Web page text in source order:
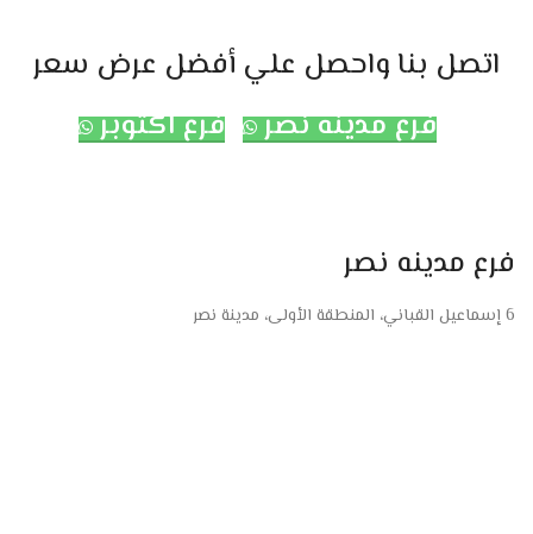
اتصل بنا واحصل علي أفضل عرض سعر
فرع مدينه نصر
فرع اكتوبر
فرع مدينه نصر
6 إسماعيل القباني، المنطقة الأولى، مدينة نصر